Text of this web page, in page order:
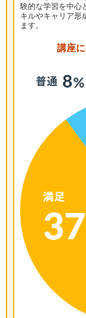
験的な学習を中心
キルやキャリア形
ます。
講座